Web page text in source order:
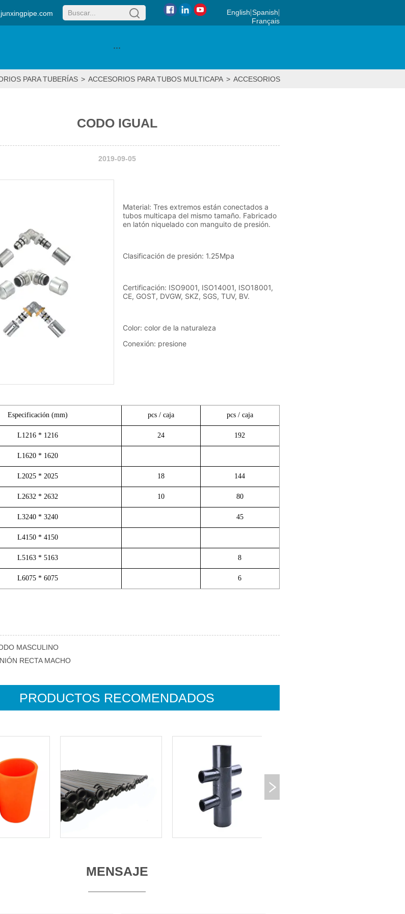
English Spanish
Français
···
PARA TUBERÍAS > ACCESORIOS PARA TUBOS MULTICAPA > ACCESORIOS DE PRENSA
CODO IGUAL
2019-09-05
MASCULINO
RECTA MACHO
PRODUCTOS RECOMENDADOS
MENSAJE